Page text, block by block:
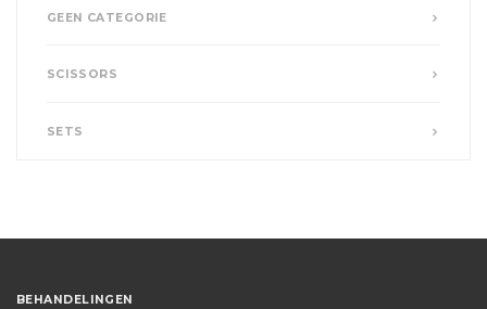
GEEN CATEGORIE
SCISSORS
SETS
BEHANDELINGEN